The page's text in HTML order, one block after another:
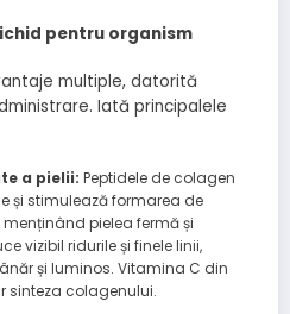
pentru organism
multiple, datorită
Iată principalele
a pielii: Peptidele de colagen
și stimulează formarea de
pielea fermă și
vizibil ridurile și finele linii,
și luminos. Vitamina C din
sinteza colagenului.